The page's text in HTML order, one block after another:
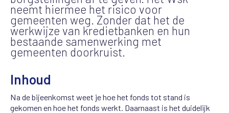
neemt hiermee het risico voor
gemeenten weg. Zonder dat het de
werkwijze van kredietbanken en hun
bestaande samenwerking met
gemeenten doorkruist.
Inhoud
Na de bijeenkomst weet je hoe het fonds tot stand is
gekomen en hoe het fonds werkt. Daarnaast is het duidelijk